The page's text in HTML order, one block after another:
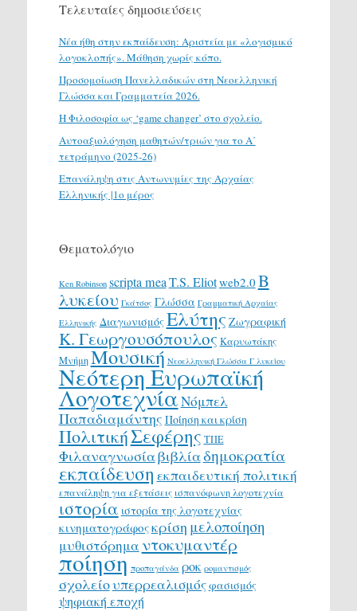
Τελευταίες δημοσιεύσεις
Νέα ήθη στην εκπαίδευση: Αριστεία με «λογισμικό
λογοκλοπής». Μάθηση χωρίς κόπο.
Προσομοίωση Πανελλαδικών στη Νεοελληνική
Γλώσσα και Γραμματεία 2026.
H Φιλοσοφία ως ‘game changer’ στο σχολείο.
Αυτοαξιολόγηση μαθητών/τριών για το Α΄
τετράμηνο (2025-26)
Επανάληψη στις Αντωνυμίες της Αρχαίας
Ελληνικής |1ο μέρος
Θεματολόγιο
Ken Robinson scripta meaT.S. Eliotweb2.0 Β
λυκείου Γκάτσος Γλώσσα Γραμματική Αρχαίας
Ελληνικής ΔιαγωνισμόςΕλύτης Ζωγραφική
Κ. Γεωργουσόπουλος Καρυωτάκης
ΜνήμηΜουσική Νεοελληνική Γλώσσα Γ λυκείου
Νεότερη Ευρωπαϊκή
ΛογοτεχνίαΝόμπελ
Παπαδιαμάντης Ποίηση και κρίση
ΠολιτικήΣεφέρης ΤΠΕ
Φιλαναγνωσίαβιβλίαδημοκρατία
εκπαίδευση εκπαιδευτική πολιτική
επανάληψη για εξετάσεις ισπανόφωνη λογοτεχνία
ιστορία ιστορία της λογοτεχνίας
κινηματογράφοςκρίση μελοποίηση
μυθιστόρημα ντοκυμαντέρ
ποίηση προπαγάνδα ροκ ρομαντισμός
σχολείουπερρεαλισμόςφασισμός
ψηφιακή εποχή